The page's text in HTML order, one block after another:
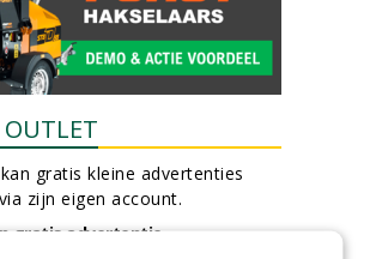
OUTLET
gratis kleine advertenties
zijn eigen account.
gratis advertentie